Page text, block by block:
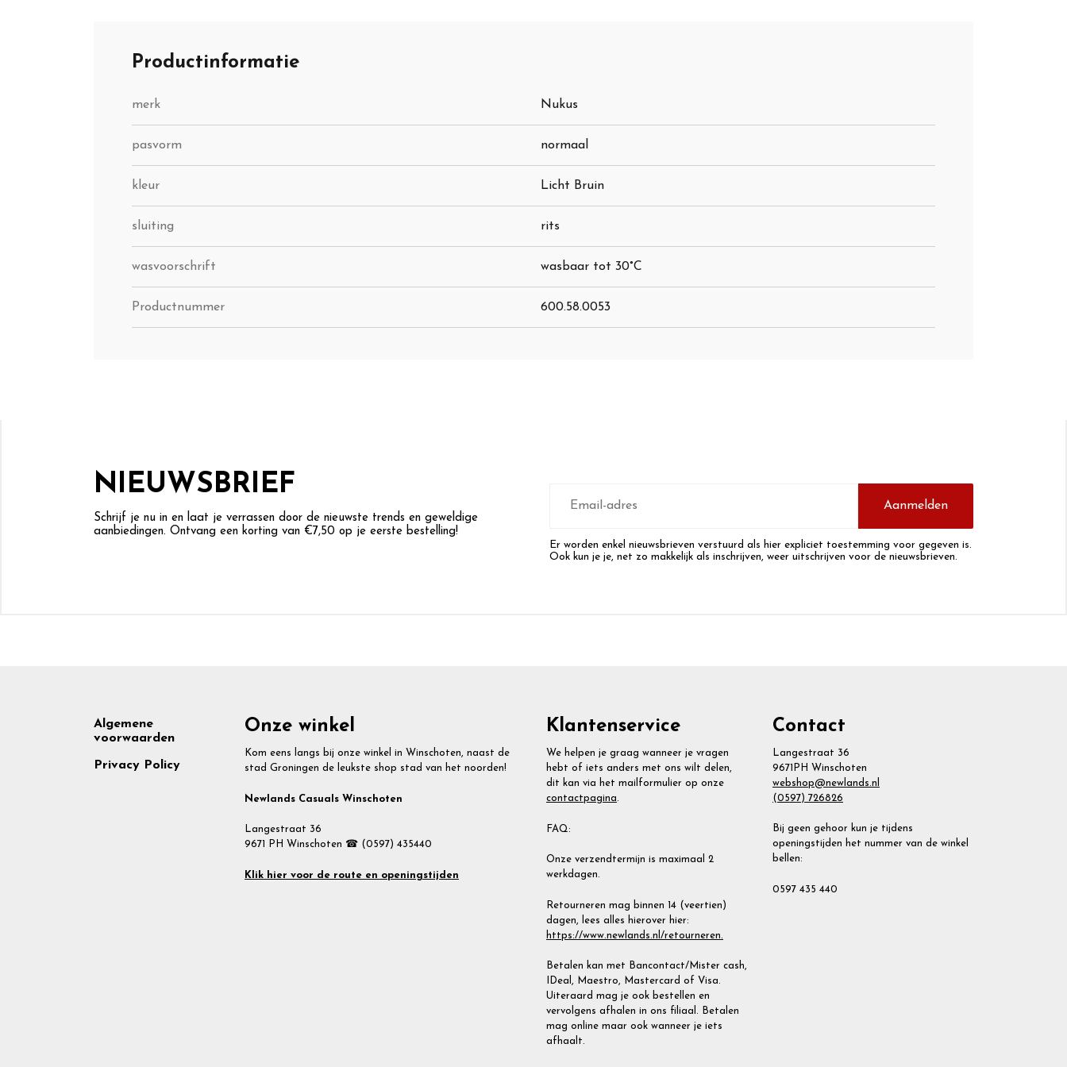
Productinformatie
merk Nukus
pasvorm normaal
kleur Licht Bruin
sluiting rits
wasvoorschrift wasbaar tot 30°C
Productnummer 600.58.0053
NIEUWSBRIEF
Schrijf je nu in en laat je verrassen door de nieuwste trends en geweldige
aanbiedingen. Ontvang een korting van €7,50 op je eerste bestelling!
mailadres
Aanmelden
Er worden enkel nieuwsbrieven verstuurd als hier expliciet toestemming voor gegeven is.
Ook kun je je, net zo makkelijk als inschrijven, weer uitschrijven voor de nieuwsbrieven.
Footer
Algemene
voorwaarden
Privacy Policy
Onze winkel
Kom eens langs bij onze winkel in Winschoten, naast de
stad Groningen de leukste shop stad van het noorden!
Newlands Casuals Winschoten
Langestraat 36
9671 PH Winschoten ☎ (0597) 435440
Klik hier voor de route en openingstijden
Klantenservice
We helpen je graag wanneer je vragen
hebt of iets anders met ons wilt delen,
dit kan via het mailformulier op onze
contactpagina.
FAQ:
Onze verzendtermijn is maximaal 2
werkdagen.
Retourneren mag binnen 14 (veertien)
dagen, lees alles hierover hier:
https://www.newlands.nl/retourneren.
Betalen kan met Bancontact/Mister cash,
IDeal, Maestro, Mastercard of Visa.
Uiteraard mag je ook bestellen en
vervolgens afhalen in ons filiaal. Betalen
mag online maar ook wanneer je iets
afhaalt.
Contact
Langestraat 36
9671PH Winschoten
webshop@newlands.nl
(0597) 726826
Bij geen gehoor kun je tijdens
openingstijden het nummer van de winkel
bellen:
0597 435 440